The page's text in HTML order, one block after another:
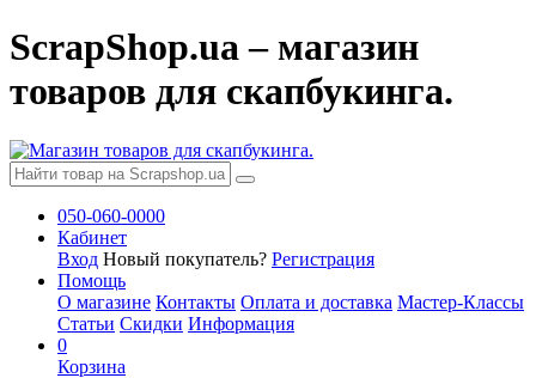
ScrapShop.ua – магазин
товаров для скапбукинга.
050-060-0000
Кабинет
Вход Новый покупатель? Регистрация
Помощь
О магазине Контакты Оплата и доставка Мастер-Классы
Статьи Скидки Информация
0
Корзина